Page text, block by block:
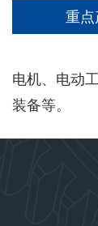
重点
电机、电动
装备等。